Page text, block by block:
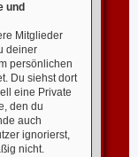
und
Mitglieder
deiner
persönlichen
Du siehst dort
eine Private
den du
auch
ignorierst,
nicht.